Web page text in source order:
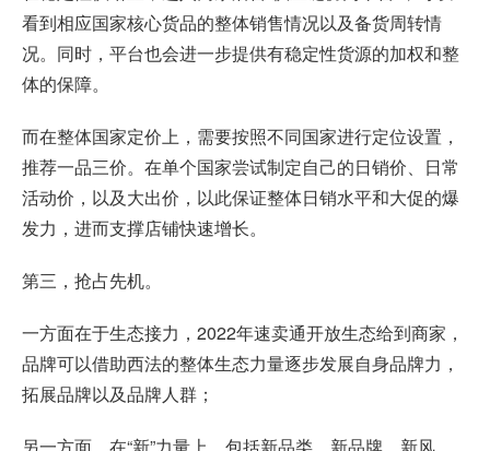
看到相应国家核心货品的整体销售情况以及备货周转情
况。同时，平台也会进一步提供有稳定性货源的加权和整
体的保障。
而在整体国家定价上，需要按照不同国家进行定位设置，
推荐一品三价。在单个国家尝试制定自己的日销价、日常
活动价，以及大出价，以此保证整体日销水平和大促的爆
发力，进而支撑店铺快速增长。
第三，抢占先机。
一方面在于生态接力，2022年速卖通开放生态给到商家，
品牌可以借助西法的整体生态力量逐步发展自身品牌力，
拓展品牌以及品牌人群；
另一方面，在“新”力量上，包括新品类、新品牌、新风